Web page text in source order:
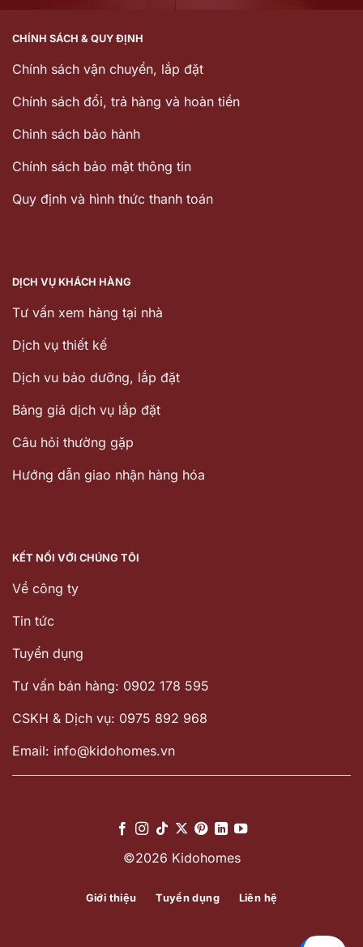
CHÍNH SÁCH & QUY ĐỊNH
Chính sách vận chuyển, lắp đặt
Chính sách đổi, trả hàng và hoàn tiền
Chinh sách bảo hành
Chính sách bảo mật thông tin
Quy định và hình thức thanh toán
DỊCH VỤ KHÁCH HÀNG
Tư vấn xem hàng tại nhà
Dịch vụ thiết kế
Dịch vu bảo dưỡng, lắp đặt
Bảng giá dịch vụ lắp đặt
Câu hỏi thường gặp
Hướng dẫn giao nhận hàng hóa
KẾT NỐI VỚI CHÚNG TÔI
Về công ty
Tin tức
Tuyển dụng
Tư vấn bán hàng: 0902 178 595
CSKH & Dịch vụ: 0975 892 968
Email: info@kidohomes.vn
©2026 Kidohomes
Giới thiệu Tuyển dụng Liên hệ